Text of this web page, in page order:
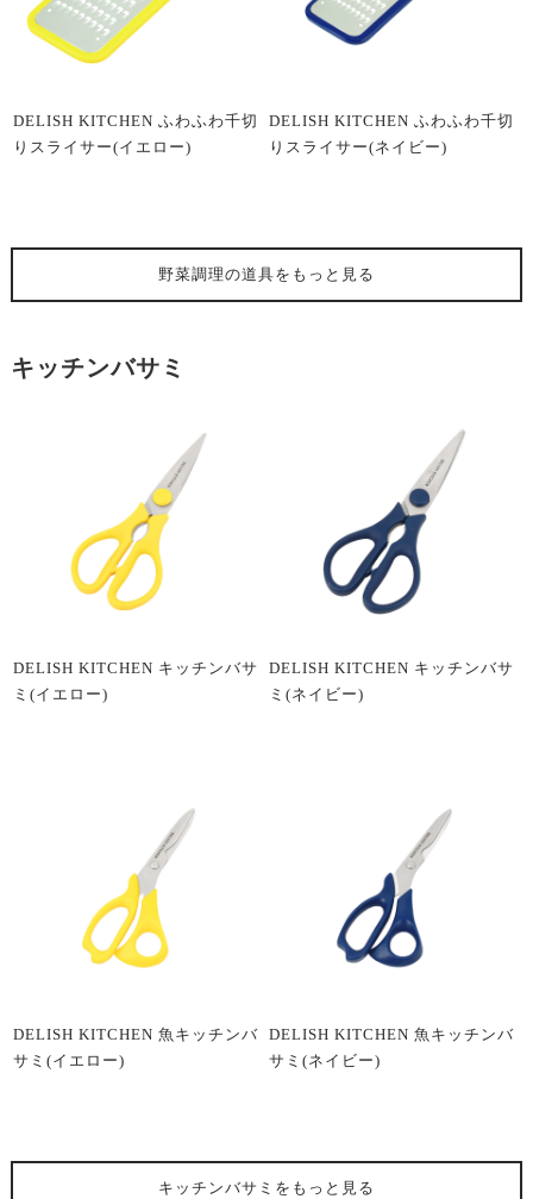
DELISH KITCHEN ふわふわ千切
りスライサー(イエロー)
DELISH KITCHEN ふわふわ千切
りスライサー(ネイビー)
野菜調理の道具をもっと見る
キッチンバサミ
DELISH KITCHEN キッチンバサ
ミ(イエロー)
DELISH KITCHEN キッチンバサ
ミ(ネイビー)
DELISH KITCHEN 魚キッチンバ
サミ(イエロー)
DELISH KITCHEN 魚キッチンバ
サミ(ネイビー)
キッチンバサミ をもっと見る